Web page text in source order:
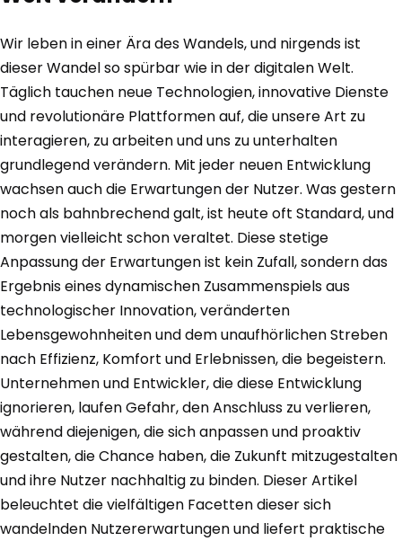
Wir leben in einer Ära des Wandels, und nirgends ist
dieser Wandel so spürbar wie in der digitalen Welt.
Täglich tauchen neue Technologien, innovative Dienste
und revolutionäre Plattformen auf, die unsere Art zu
interagieren, zu arbeiten und uns zu unterhalten
grundlegend verändern. Mit jeder neuen Entwicklung
wachsen auch die Erwartungen der Nutzer. Was gestern
noch als bahnbrechend galt, ist heute oft Standard, und
morgen vielleicht schon veraltet. Diese stetige
Anpassung der Erwartungen ist kein Zufall, sondern das
Ergebnis eines dynamischen Zusammenspiels aus
technologischer Innovation, veränderten
Lebensgewohnheiten und dem unaufhörlichen Streben
nach Effizienz, Komfort und Erlebnissen, die begeistern.
Unternehmen und Entwickler, die diese Entwicklung
ignorieren, laufen Gefahr, den Anschluss zu verlieren,
während diejenigen, die sich anpassen und proaktiv
gestalten, die Chance haben, die Zukunft mitzugestalten
und ihre Nutzer nachhaltig zu binden. Dieser Artikel
beleuchtet die vielfältigen Facetten dieser sich
wandelnden Nutzererwartungen und liefert praktische